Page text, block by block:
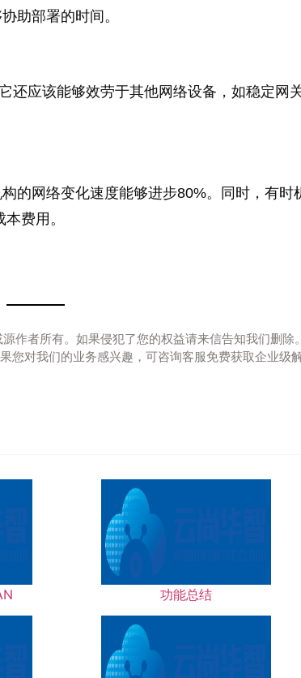
助部署的时间。
还应该能够效劳于其他网络设备，如稳定网
的网络变化速度能够进步80%。同时，有时
费用。
作者所有。如果侵犯了您的权益请来信告知我们删除。
您对我们的业务感兴趣，可咨询客服免费获取企业级解
功能总结